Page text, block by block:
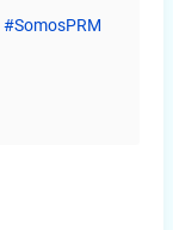
#SomosPRM